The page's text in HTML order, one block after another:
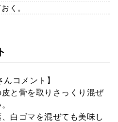
く。
コメント】
と骨を取りさっくり混ぜ
白ゴマを混ぜても美味し